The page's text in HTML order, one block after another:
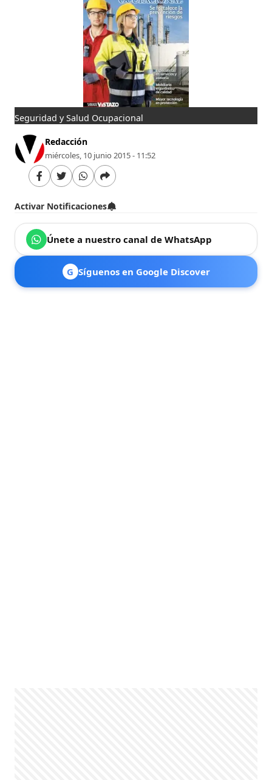
Seguridad y Salud Ocupacional
Redacción
miércoles, 10 junio 2015 - 11:52
Activar Notificaciones
Únete a nuestro canal de WhatsApp
G Síguenos en Google Discover